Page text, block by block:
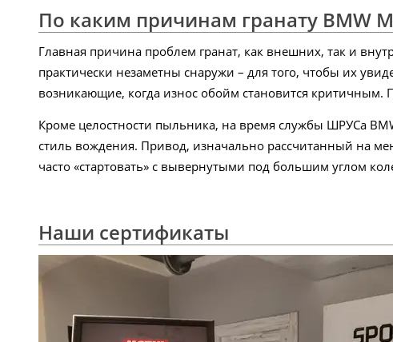
По каким причинам гранату BMW
Главная причина проблем гранат, как внешних, так и
практически незаметны снаружи – для того, чтобы их
возникающие, когда износ обойм становится критичным.
Кроме целостности пыльника, на время службы ШРУСа
стиль вождения. Привод, изначально рассчитанный на
часто «стартовать» с вывернутыми под большим углом
Наши сертификаты